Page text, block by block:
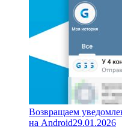
Возвращаем
на Android29.01.2026